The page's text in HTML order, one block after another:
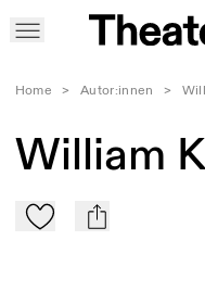
Home > Autor:innen >
William
Zu Mein-TdZ hinzufügen
mail